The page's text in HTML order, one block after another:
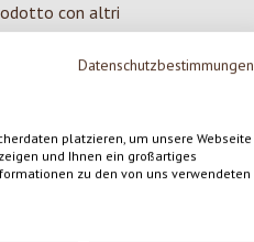
Datenschutzbestimmungen
platzieren, um unsere Webseite
und Ihnen ein großartiges
zu den von uns verwendeten
con altri